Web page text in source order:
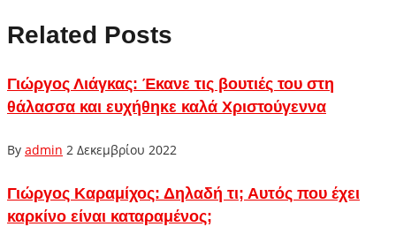
Related Posts
Γιώργος Λιάγκας: Έκανε τις βουτιές του στη
θάλασσα και ευχήθηκε καλά Χριστούγεννα
By admin 2 Δεκεμβρίου 2022
Γιώργος Καραμίχος: Δηλαδή τι; Αυτός που έχει
καρκίνο είναι καταραμένος;